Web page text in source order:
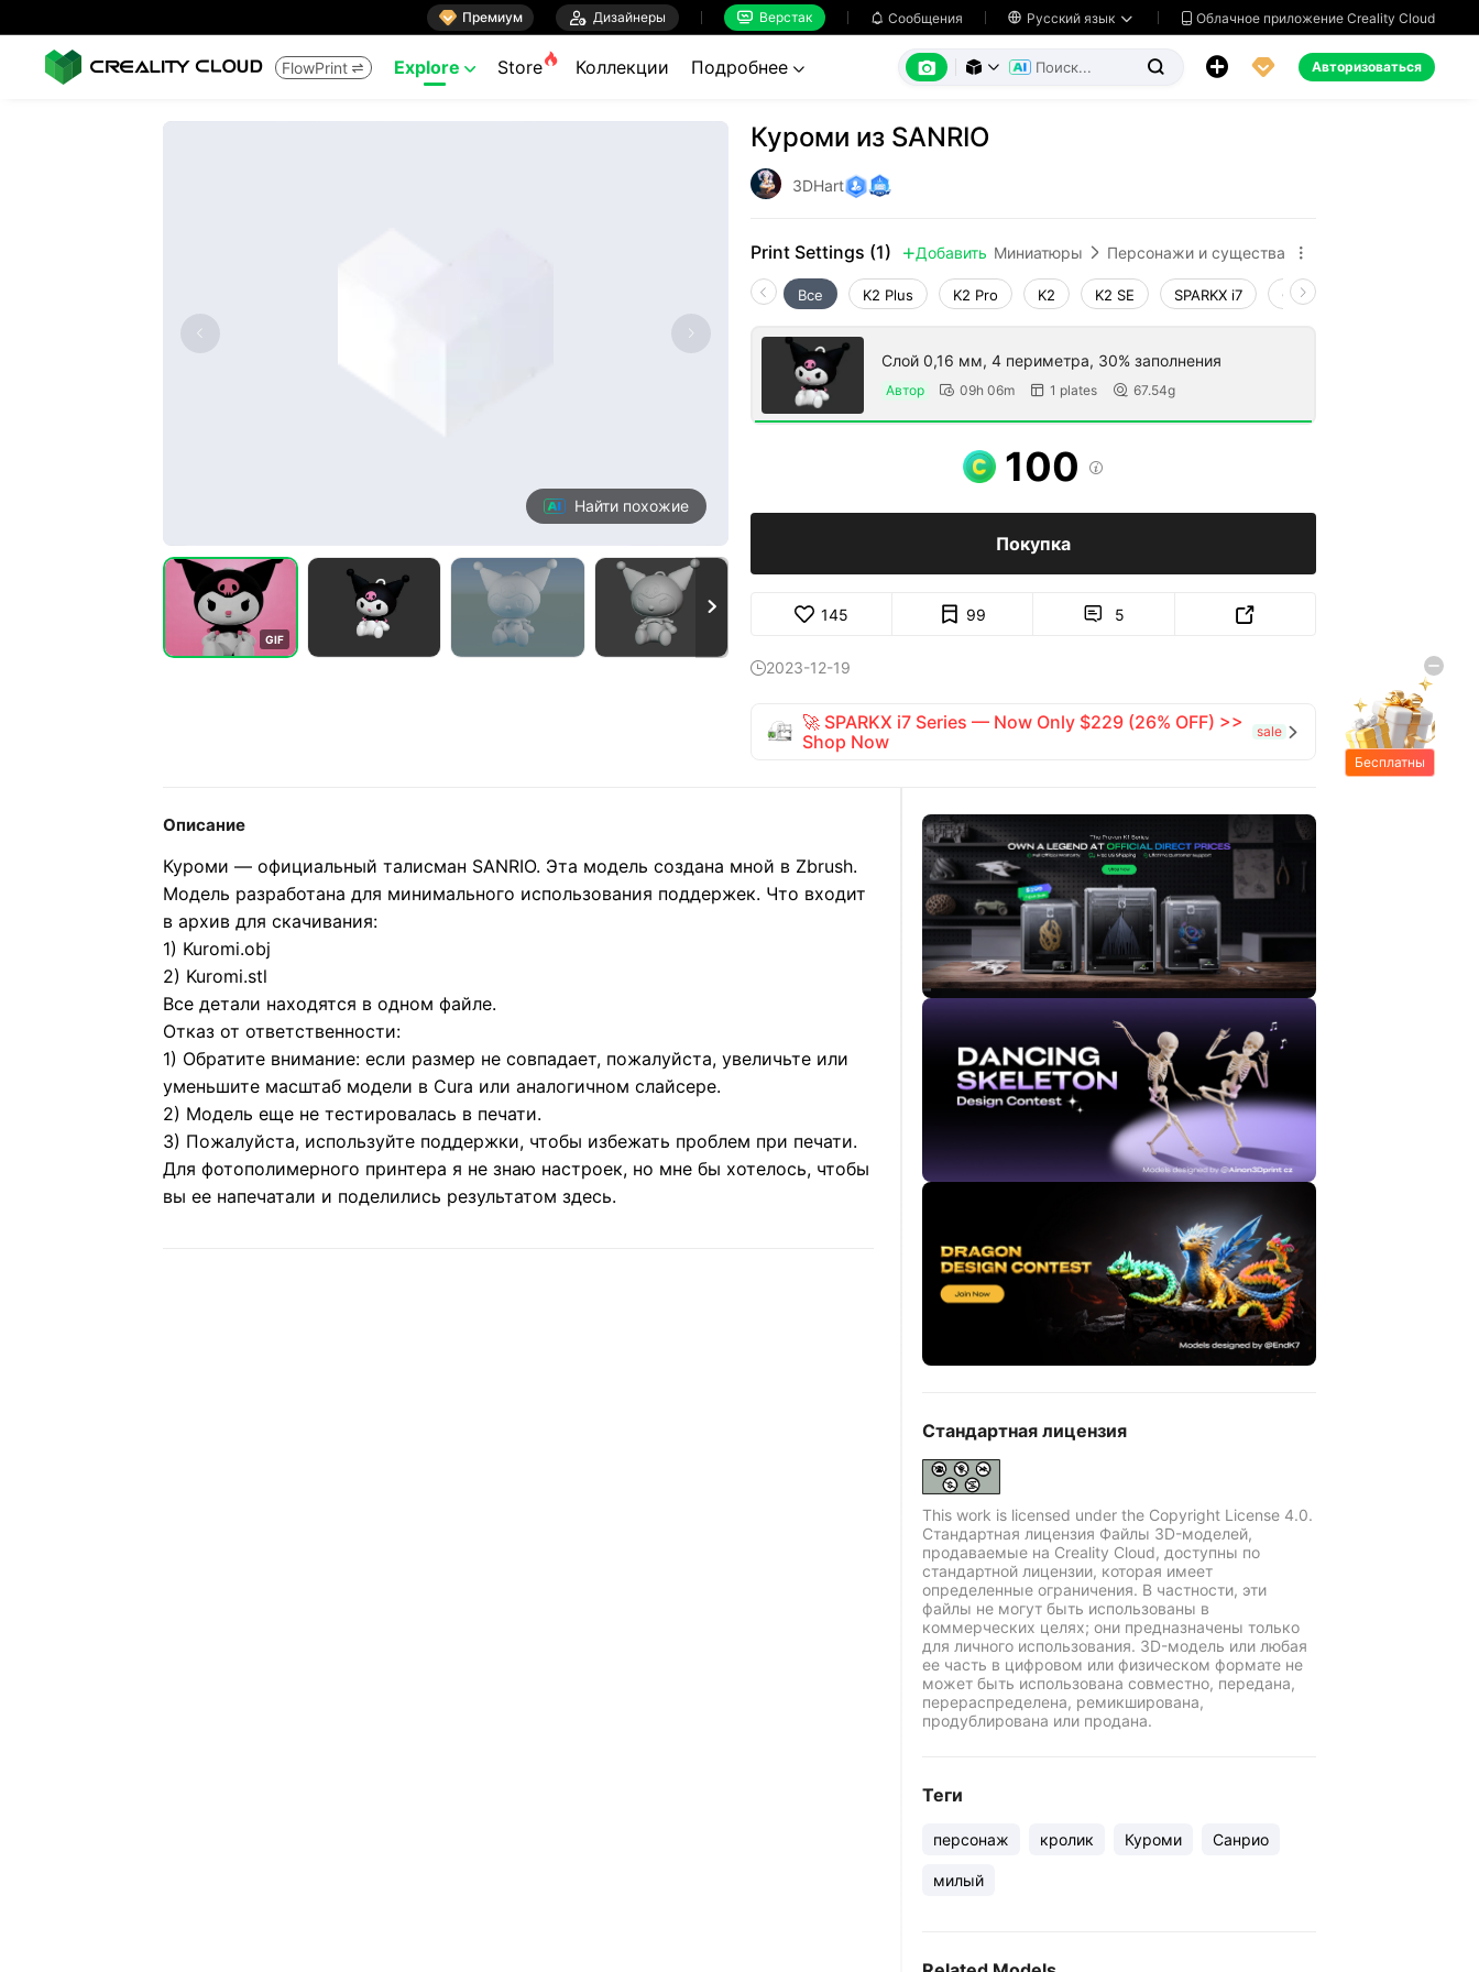
 Премиум  Дизайнеры  Верстак  Сообщения  Русский язык   Облачное приложение Creality Cloud
FlowPrint  Explore  Store Коллекции Подробнее        Авторизоваться
Найти похожие
GIF

Куроми из SANRIO
3DHart
Print Settings (1)  Добавить Миниатюры  Персонажи и существа 
Все K2 Plus K2 Pro K2 K2 SE SPARKX i7 Creality Hi
Слой 0,16 мм, 4 периметра, 30% заполнения
Автор  09h 06m  1 plates  67.54g
100 
Покупка
145 99  5 
2023-12-19
🚀 SPARKX i7 Series — Now Only $229 (26% OFF) >>
Shop Now
sale 
Описание
Куроми — официальный талисман SANRIO. Эта модель создана мной в Zbrush.
Модель разработана для минимального использования поддержек. Что входит
в архив для скачивания:
1) Kuromi.obj
2) Kuromi.stl
Все детали находятся в одном файле.
Отказ от ответственности:
1) Обратите внимание: если размер не совпадает, пожалуйста, увеличьте или
уменьшите масштаб модели в Cura или аналогичном слайсере.
2) Модель еще не тестировалась в печати.
3) Пожалуйста, используйте поддержки, чтобы избежать проблем при печати.
Для фотополимерного принтера я не знаю настроек, но мне бы хотелось, чтобы
вы ее напечатали и поделились результатом здесь.
Стандартная лицензия
This work is licensed under the Copyright License 4.0.
Стандартная лицензия Файлы 3D-моделей,
продаваемые на Creality Cloud, доступны по
стандартной лицензии, которая имеет
определенные ограничения. В частности, эти
файлы не могут быть использованы в
коммерческих целях; они предназначены только
для личного использования. 3D-модель или любая
ее часть в цифровом или физическом формате не
может быть использована совместно, передана,
перераспределена, ремикширована,
продублирована или продана.
Теги
персонаж кролик Куроми Санрио
милый
Бесплатны